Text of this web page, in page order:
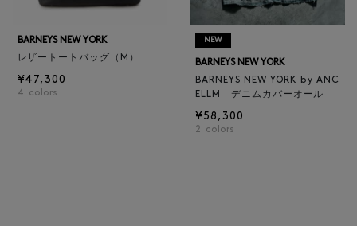
BARNEYS NEW YORK
レザートートバッグ（M）
¥47,300
4 colors
NEW
BARNEYS NEW YORK
BARNEYS NEW YORK by ANC
ELLM デニムカバーオール
¥58,300
2 colors